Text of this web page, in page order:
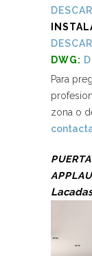
DWG:
Para
zona o